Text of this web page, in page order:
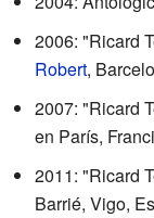
2006: "Ricard
Robert,
2007: "Ricard
en París,
2011: "Ricard
Barrié, Vigo,